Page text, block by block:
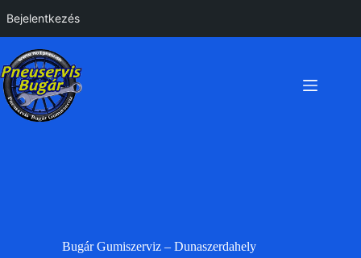
Bejelentkezés
content
Bugár Gumiszerviz – Dunaszerdahely